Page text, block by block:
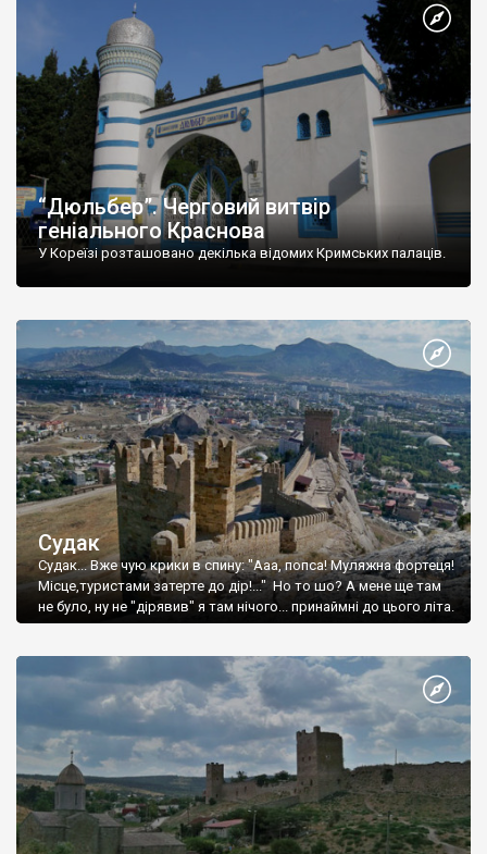
“Дюльбер”. Черговий витвір
геніального Краснова
У Кореїзі розташовано декілька відомих Кримських палаців.
Судак
Судак... Вже чую крики в спину: "Ааа, попса! Муляжна фортеця!
Місце,туристами затерте до дір!..." Но то шо? А мене ще там
не було, ну не "дірявив" я там нічого... принаймні до цього літа.